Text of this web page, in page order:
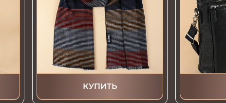
КУПИТЬ